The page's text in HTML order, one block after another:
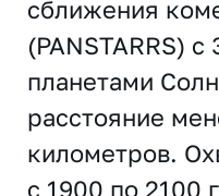
сближения
(PANSTARRS)
планетами
расстояние
километров.
с 1900 по 2100